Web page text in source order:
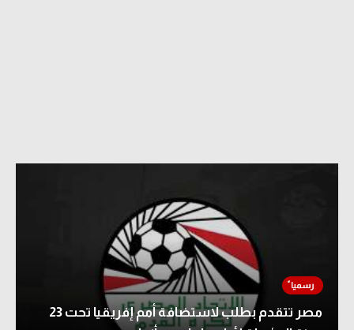
مصر تتقدم بطلب لاستضافة أمم إفريقيا تحت 23